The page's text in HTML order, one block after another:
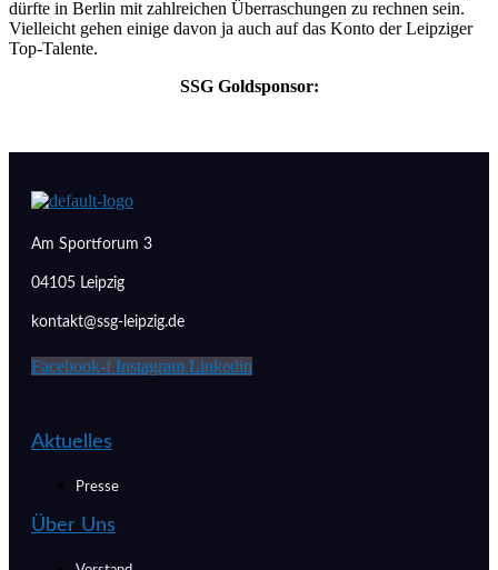
dürfte in Berlin mit zahlreichen Überraschungen zu rechnen sein.
Vielleicht gehen einige davon ja auch auf das Konto der Leipziger
Top-Talente.
SSG Goldsponsor:
Am Sportforum 3
04105 Leipzig
kontakt@ssg-leipzig.de
Facebook-f Instagram Linkedin
Aktuelles
Presse
Über Uns